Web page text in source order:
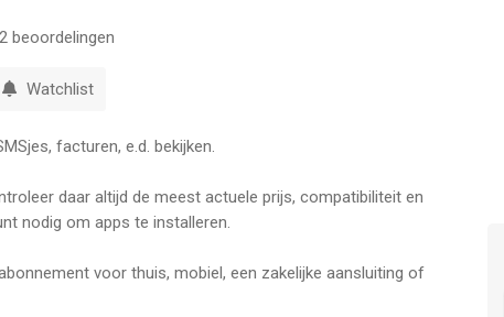
beoordelingen
Watchlist
facturen, e.d. bekijken.
daar altijd de meest actuele prijs, compatibiliteit en
nodig om apps te installeren.
voor thuis, mobiel, een zakelijke aansluiting of
facturen, abonnement, tegoed, aankopen, accounts en